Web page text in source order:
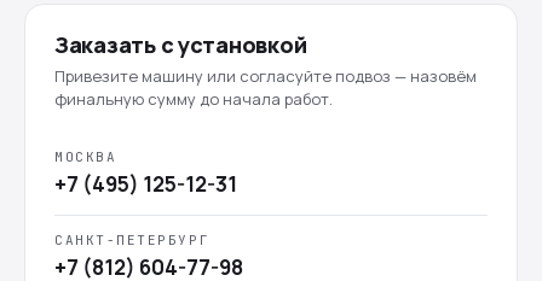
Заказать с установкой
Привезите машину или согласуйте подвоз — назовём
финальную сумму до начала работ.
МОСКВА
+7 (495) 125-12-31
САНКТ-ПЕТЕРБУРГ
+7 (812) 604-77-98